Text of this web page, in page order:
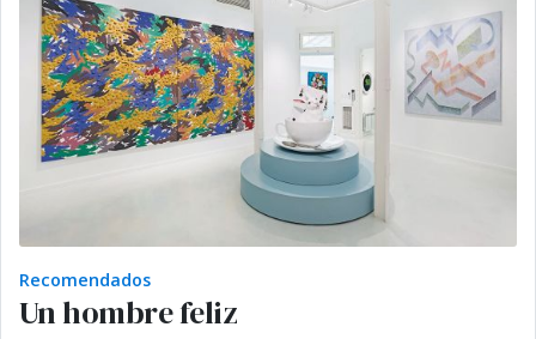
Recomendados
Un hombre feliz